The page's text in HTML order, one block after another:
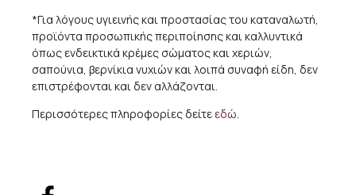
*Για λόγους υγιεινής και προστασίας του καταναλωτή,
προϊόντα προσωπικής περιποίησης και καλλυντικά
όπως ενδεικτικά κρέμες σώματος και χεριών,
σαπούνια, βερνίκια νυχιών και λοιπά συναφή είδη, δεν
επιστρέφονται και δεν αλλάζονται.
Περισσότερες πληροφορίες δείτε εδώ